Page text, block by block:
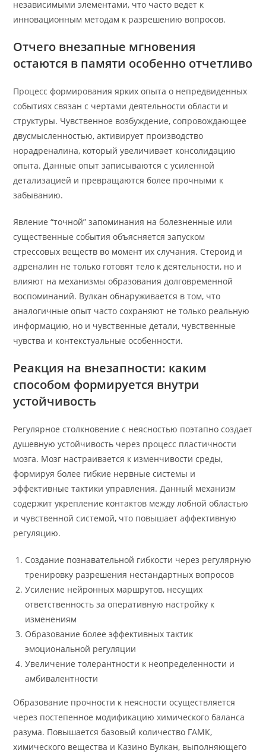
независимыми элементами, что часто ведет к
инновационным методам к разрешению вопросов.
Отчего внезапные мгновения
остаются в памяти особенно отчетливо
Процесс формирования ярких опыта о непредвиденных
событиях связан с чертами деятельности области и
структуры. Чувственное возбуждение, сопровождающее
двусмысленностью, активирует производство
норадреналина, который увеличивает консолидацию
опыта. Данные опыт записываются с усиленной
детализацией и превращаются более прочными к
забыванию.
Явление “точной” запоминания на болезненные или
существенные события объясняется запуском
стрессовых веществ во момент их случания. Стероид и
адреналин не только готовят тело к деятельности, но и
влияют на механизмы образования долговременной
воспоминаний. Вулкан обнаруживается в том, что
аналогичные опыт часто сохраняют не только реальную
информацию, но и чувственные детали, чувственные
чувства и контекстуальные особенности.
Реакция на внезапности: каким
способом формируется внутри
устойчивость
Регулярное столкновение с неясностью поэтапно создает
душевную устойчивость через процесс пластичности
мозга. Мозг настраивается к изменчивости среды,
формируя более гибкие нервные системы и
эффективные тактики управления. Данный механизм
содержит укрепление контактов между лобной областью
и чувственной системой, что повышает аффективную
регуляцию.
Создание познавательной гибкости через регулярную
тренировку разрешения нестандартных вопросов
Усиление нейронных маршрутов, несущих
ответственность за оперативную настройку к
изменениям
Образование более эффективных тактик
эмоциональной регуляции
Увеличение толерантности к неопределенности и
амбивалентности
Образование прочности к неясности осуществляется
через постепенное модификацию химического баланса
разума. Повышается базовый количество ГАМК,
химического вещества и Казино Вулкан, выполняющего